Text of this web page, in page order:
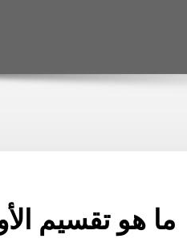
ما هو تقسيم